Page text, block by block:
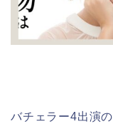
バチェラー4出演の